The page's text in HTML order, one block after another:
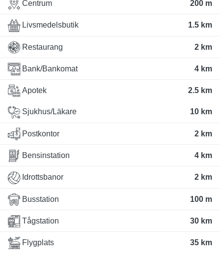
Centrum 200 m
Livsmedelsbutik 1.5 km
Restaurang 2 km
Bank/Bankomat 4 km
Apotek 2.5 km
Sjukhus/Läkare 10 km
Postkontor 2 km
Bensinstation 4 km
Idrottsbanor 2 km
Busstation 100 m
Tågstation 30 km
Flygplats 35 km